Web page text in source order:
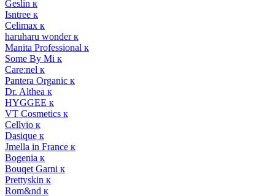
Geslin к
Isntree к
Celimax к
haruharu wonder к
Manita Professional к
Some By Mi к
Care:nel к
Pantera Organic к
Dr. Althea к
HYGGEE к
VT Cosmetics к
Cellvio к
Dasique к
Jmella in France к
Bogenia к
Bouqet Garni к
Prettyskin к
Rom&nd к